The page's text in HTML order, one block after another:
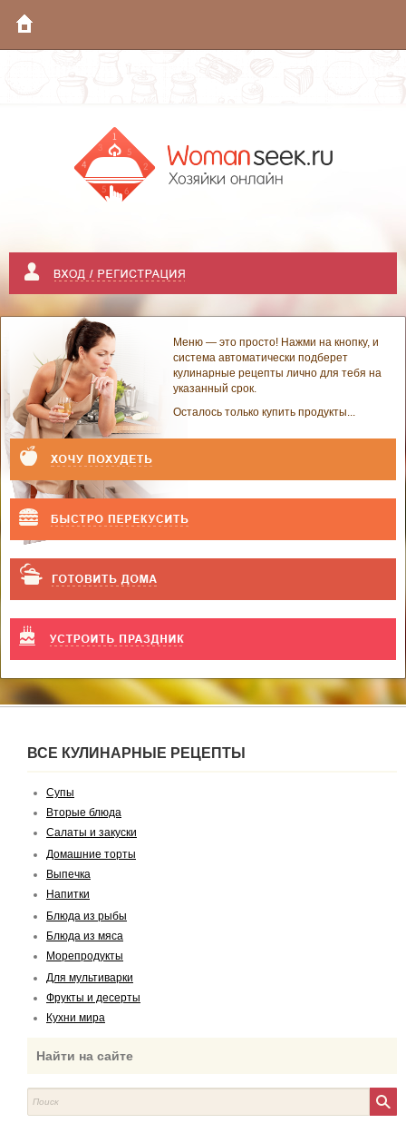
Меню — это просто! Нажми на кнопку, и
система автоматически подберет
кулинарные рецепты лично для тебя на
указанный срок.
Осталось только купить продукты...
ВСЕ КУЛИНАРНЫЕ РЕЦЕПТЫ
Супы
Вторые блюда
Салаты и закуски
Домашние торты
Выпечка
Напитки
Блюда из рыбы
Блюда из мяса
Морепродукты
Для мультиварки
Фрукты и десерты
Кухни мира
Найти на сайте